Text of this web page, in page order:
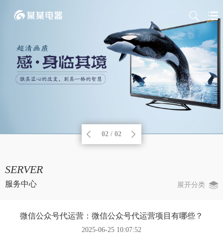
02 / 02
SERVER
服务中心 展开分类
微信公众号代运营：微信公众号代运营项目有哪些？
2025-06-25 10:07:52